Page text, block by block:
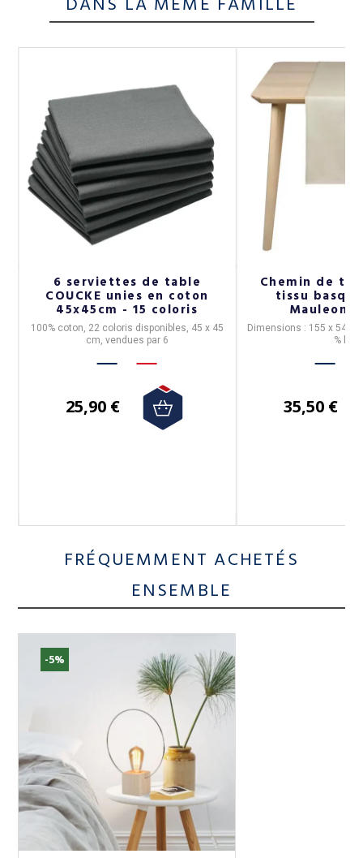
6 serviettes de table
COUCKE unies en coton
45x45cm - 15 coloris
100% coton, 22 coloris disponibles, 45 x 45
cm, vendues par 6
25,90 €
Chemin de
tissu
Mauleon
Dimensions : 155 x 54
% lin.
35,50 €
FRÉQUEMMENT ACHETÉS
ENSEMBLE
-5%